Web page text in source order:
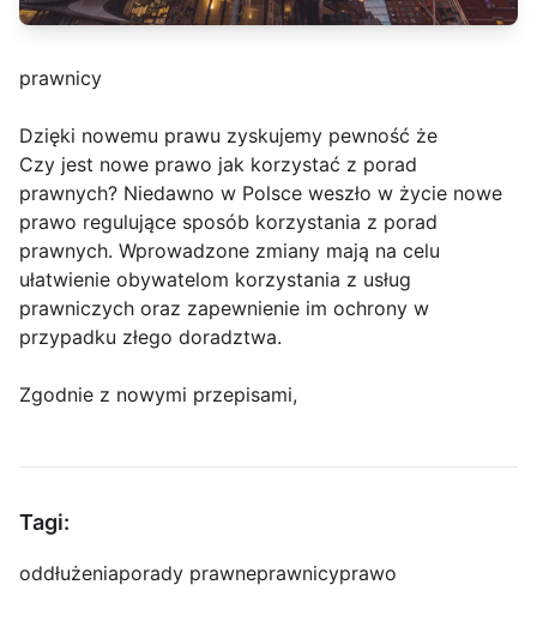
prawnicy
Dzięki nowemu prawu zyskujemy pewność że
Czy jest nowe prawo jak korzystać z porad
prawnych? Niedawno w Polsce weszło w życie nowe
prawo regulujące sposób korzystania z porad
prawnych. Wprowadzone zmiany mają na celu
ułatwienie obywatelom korzystania z usług
prawniczych oraz zapewnienie im ochrony w
przypadku złego doradztwa.
Zgodnie z nowymi przepisami,
Tagi:
oddłużeniaporady prawneprawnicyprawo